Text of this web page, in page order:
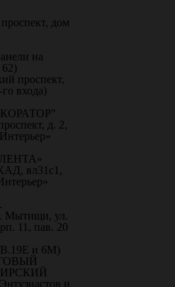
дом
на
проспект,
входа)
д. 2,
вл31с1,
Мытищи, ул.
11, пав. 20
и 6М)
и